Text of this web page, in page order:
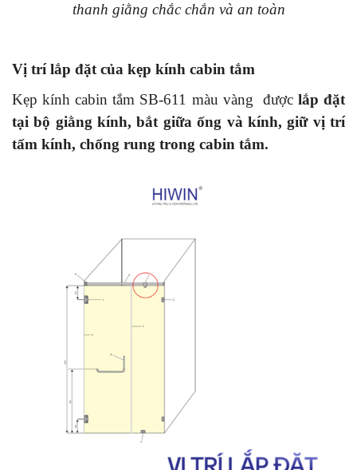
thanh giằng chắc chắn và an toàn
Vị trí lắp đặt của kẹp kính cabin tắm
Kẹp kính cabin tắm SB-611 màu vàng được lắp đặt
tại bộ giằng kính, bắt giữa ống và kính, giữ vị trí
tấm kính, chống rung trong cabin tắm.